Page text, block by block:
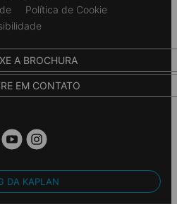
Política de Cookie
A BROCHURA
EM CONTATO
DA KAPLAN